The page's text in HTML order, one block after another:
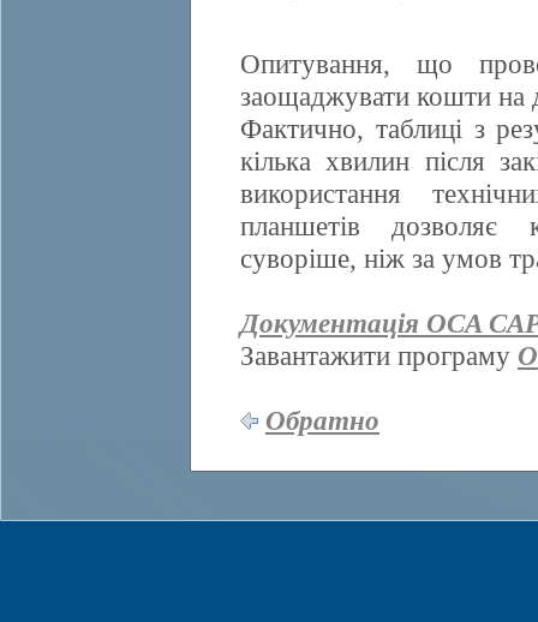
Опитування, що
заощаджувати кошти на
Фактично, таблиці з
кілька хвилин після
використання
планшетів дозволяє
суворіше, ніж за умов
Документація OCA
Завантажити програму
Обратно